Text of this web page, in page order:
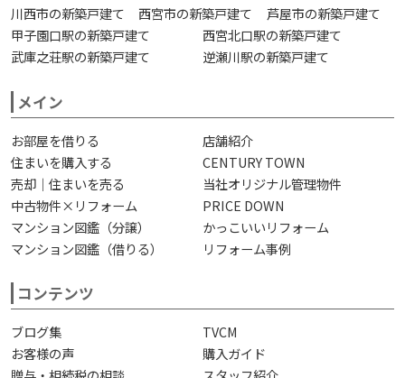
川西市の新築戸建て
西宮市の新築戸建て
芦屋市の新築戸建て
甲子園口駅の新築戸建て
西宮北口駅の新築戸建て
武庫之荘駅の新築戸建て
逆瀬川駅の新築戸建て
メイン
お部屋を借りる
店舗紹介
住まいを購入する
CENTURY TOWN
売却｜住まいを売る
当社オリジナル管理物件
中古物件×リフォーム
PRICE DOWN
マンション図鑑（分譲）
かっこいいリフォーム
マンション図鑑（借りる）
リフォーム事例
コンテンツ
ブログ集
TVCM
お客様の声
購入ガイド